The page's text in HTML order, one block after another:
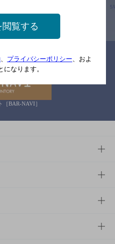
ぐるなび
ンク
［BAR-NAVI］
覧する
、 プライバシーポリシー、およ
なります。